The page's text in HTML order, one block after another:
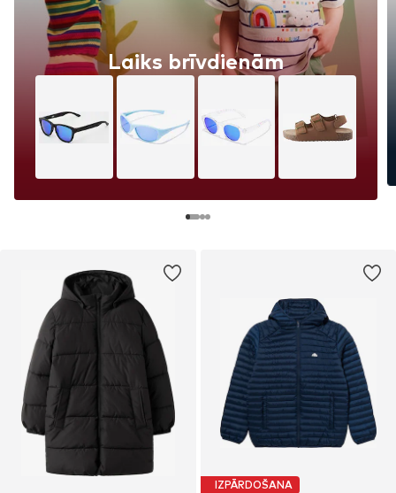
Laiks brīvdienām
IZPĀRDOŠANA